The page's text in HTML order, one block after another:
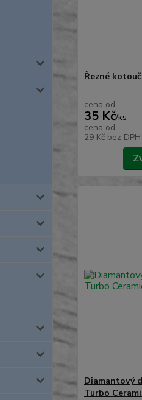
Řezné
cena od
35 Kč/ks
cena od
29 Kč bez DPH
Diamantový
Turbo